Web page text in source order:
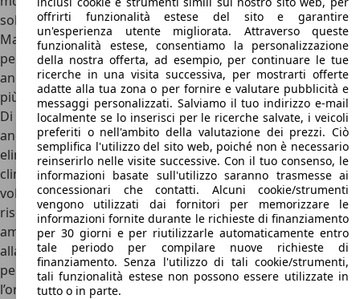
soluzioni più sportive e dinamiche. Innanzitutto, di serie
Maserati Racing è disponibile con un interno total black
per quanto riguarda i sedili, in pelle e molto contenitivi, ma
anche per la plancia, rivestita in materiale morbido e molto
più sportiva del solito.
Di serie, poi, gli interni di Maserati Racing fanno a meno
anche della radio, sostituita da uno sportellino ed
eliminata per risparmiare peso, ma non rinuncia al
climatizzatore automatico. Non mancano poi corona del
volante, leva del cambio e del freno a mano in legno, i sedili
riscaldati e il pannello di controllo degli innovativi
ammortizzatori a controllo elettronico prodotti dalla Koni,
alla sinistra della leva del cambio manuale. Non mancano
però alcuni dettagli decisamente vetusti nel 1991, come
l’orologio incastonato tra le bocchette dell’aria che stona
offrirti funzionalità estese del sito e garantire
un'esperienza utente migliorata. Attraverso queste
funzionalità estese, consentiamo la personalizzazione
della nostra offerta, ad esempio, per continuare le tue
ricerche in una visita successiva, per mostrarti offerte
adatte alla tua zona o per fornire e valutare pubblicità e
messaggi personalizzati. Salviamo il tuo indirizzo e-mail
localmente se lo inserisci per le ricerche salvate, i veicoli
preferiti o nell'ambito della valutazione dei prezzi. Ciò
semplifica l'utilizzo del sito web, poiché non è necessario
reinserirlo nelle visite successive. Con il tuo consenso, le
informazioni basate sull'utilizzo saranno trasmesse ai
concessionari che contatti. Alcuni cookie/strumenti
vengono utilizzati dai fornitori per memorizzare le
informazioni fornite durante le richieste di finanziamento
per 30 giorni e per riutilizzarle automaticamente entro
tale periodo per compilare nuove richieste di
finanziamento. Senza l'utilizzo di tali cookie/strumenti,
tali funzionalità estese non possono essere utilizzate in
tutto o in parte.